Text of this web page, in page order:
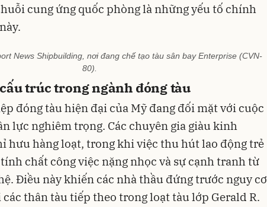
cung ứng quốc phòng là những yếu tố chính
News Shipbuilding, nơi đang chế tạo tàu sân bay Enterprise (CVN-
80).
trúc trong ngành đóng tàu
đóng tàu hiện đại của Mỹ đang đối mặt với cuộc
lực nghiêm trọng. Các chuyên gia giàu kinh
hưu hàng loạt, trong khi việc thu hút lao động trẻ
chất công việc nặng nhọc và sự cạnh tranh từ
Điều này khiến các nhà thầu đứng trước nguy cơ
thân tàu tiếp theo trong loạt tàu lớp Gerald R.